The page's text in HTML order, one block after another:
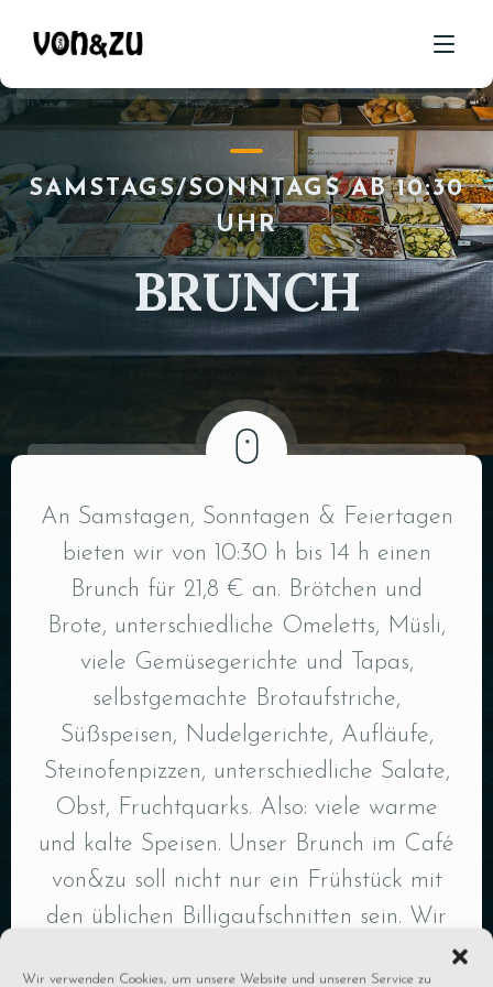
Wir verwenden Cookies, um unsere Website und unseren Service zu
LIEFERUNG
BRUNCH
STUDI-ESSEN
SAMSTAGS/SONNTAGS AB 10:30
UHR
BRUNCH
An Samstagen, Sonntagen & Feiertagen
bieten wir von 10:30 h bis 14 h einen
Brunch für 21,8 € an. Brötchen und
Brote, unterschiedliche Omeletts, Müsli,
viele Gemüsegerichte und Tapas,
selbstgemachte Brotaufstriche,
Süßspeisen, Nudelgerichte, Aufläufe,
Steinofenpizzen, unterschiedliche Salate,
Obst, Fruchtquarks. Also: viele warme
und kalte Speisen. Unser Brunch im Café
von&zu soll nicht nur ein Frühstück mit
den üblichen Billigaufschnitten sein. Wir